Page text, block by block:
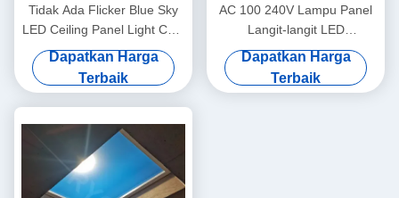
Tidak Ada Flicker Blue Sky
LED Ceiling Panel Light CCT
7800K Praktis
Dapatkan Harga
Terbaik
AC 100 240V Lampu Panel
Langit-langit LED
Dikendalikan oleh App
Remote Dirancang untuk
pencahayaan komersial
Dapatkan Harga
Terbaik